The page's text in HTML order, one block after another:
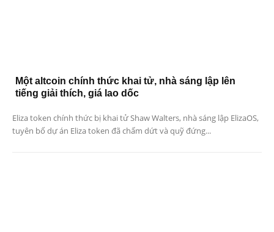
Một altcoin chính thức khai tử, nhà sáng lập lên
tiếng giải thích, giá lao dốc
Eliza token chính thức bị khai tử Shaw Walters, nhà sáng lập ElizaOS,
tuyên bố dự án Eliza token đã chấm dứt và quỹ đứng...